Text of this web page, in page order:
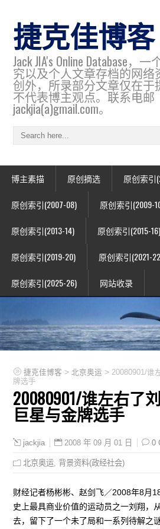
捷克佳博客
Jack JIA's Online Database，
究以及个人文章存档的网络
创外，所录部分文章仅在于
不代表博主观点。联系电邮
jackjia(a)gmail.com。
博主素描 原创摘选 原创索引
原创索引(2007-08) 原创索引(2009-
原创索引(2013-14) 原创索引(2015-16)
原创索引(2019-20) 原创索引(2021-
原创索引(2025-26) 网站收录
捷克佳博客 > 北京奥运 > 20080901/谁
牌选手
20080901/谁左右了
巨星与金牌选手
jackjia 2008 年 09 月 01 日 0
北京奥运 背景资料(政经社会)
财经记者杨彬彬、赵剑飞／2008年8月
史上最具商业价值的运动员之一刘翔，
去，留下了一个未了局和一系列待解之